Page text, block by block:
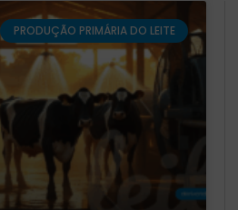
PRODUÇÃO PRIMÁRIA DO LEITE